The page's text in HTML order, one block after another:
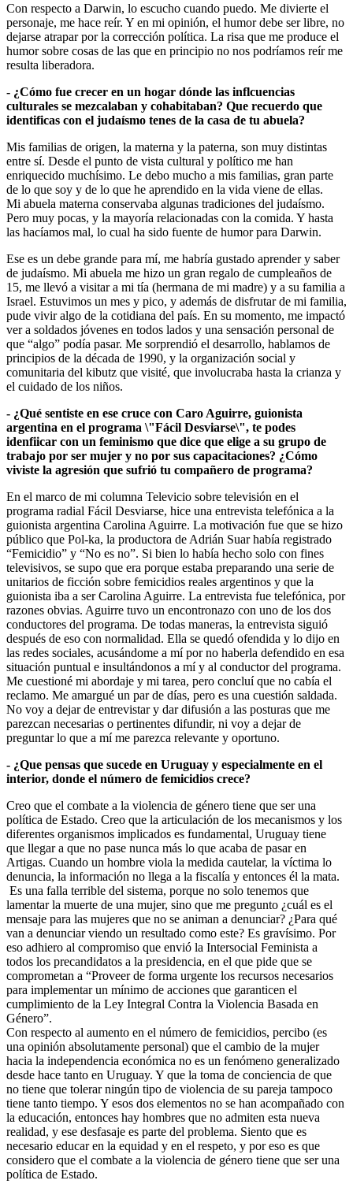
Con respecto a Darwin, lo escucho cuando puedo. Me divierte el
personaje, me hace reír. Y en mi opinión, el humor debe ser libre, no
dejarse atrapar por la corrección política. La risa que me produce el
humor sobre cosas de las que en principio no nos podríamos reír me
resulta liberadora.
- ¿Cómo fue crecer en un hogar dónde las inflcuencias
culturales se mezcalaban y cohabitaban? Que recuerdo que
identificas con el judaísmo tenes de la casa de tu abuela?
Mis familias de origen, la materna y la paterna, son muy distintas
entre sí. Desde el punto de vista cultural y político me han
enriquecido muchísimo. Le debo mucho a mis familias, gran parte
de lo que soy y de lo que he aprendido en la vida viene de ellas.
Mi abuela materna conservaba algunas tradiciones del judaísmo.
Pero muy pocas, y la mayoría relacionadas con la comida. Y hasta
las hacíamos mal, lo cual ha sido fuente de humor para Darwin.
Ese es un debe grande para mí, me habría gustado aprender y saber
de judaísmo. Mi abuela me hizo un gran regalo de cumpleaños de
15, me llevó a visitar a mi tía (hermana de mi madre) y a su familia a
Israel. Estuvimos un mes y pico, y además de disfrutar de mi familia,
pude vivir algo de la cotidiana del país. En su momento, me impactó
ver a soldados jóvenes en todos lados y una sensación personal de
que “algo” podía pasar. Me sorprendió el desarrollo, hablamos de
principios de la década de 1990, y la organización social y
comunitaria del kibutz que visité, que involucraba hasta la crianza y
el cuidado de los niños.
- ¿Qué sentiste en ese cruce con Caro Aguirre, guionista
argentina en el programa \"Fácil Desviarse\", te podes
idenfiicar con un feminismo que dice que elige a su grupo de
trabajo por ser mujer y no por sus capacitaciones? ¿Cómo
viviste la agresión que sufrió tu compañero de programa?
En el marco de mi columna Televicio sobre televisión en el
programa radial Fácil Desviarse, hice una entrevista telefónica a la
guionista argentina Carolina Aguirre. La motivación fue que se hizo
público que Pol-ka, la productora de Adrián Suar había registrado
“Femicidio” y “No es no”. Si bien lo había hecho solo con fines
televisivos, se supo que era porque estaba preparando una serie de
unitarios de ficción sobre femicidios reales argentinos y que la
guionista iba a ser Carolina Aguirre. La entrevista fue telefónica, por
razones obvias. Aguirre tuvo un encontronazo con uno de los dos
conductores del programa. De todas maneras, la entrevista siguió
después de eso con normalidad. Ella se quedó ofendida y lo dijo en
las redes sociales, acusándome a mí por no haberla defendido en esa
situación puntual e insultándonos a mí y al conductor del programa.
Me cuestioné mi abordaje y mi tarea, pero concluí que no cabía el
reclamo. Me amargué un par de días, pero es una cuestión saldada.
No voy a dejar de entrevistar y dar difusión a las posturas que me
parezcan necesarias o pertinentes difundir, ni voy a dejar de
preguntar lo que a mí me parezca relevante y oportuno.
- ¿Que pensas que sucede en Uruguay y especialmente en el
interior, donde el número de femicidios crece?
Creo que el combate a la violencia de género tiene que ser una
política de Estado. Creo que la articulación de los mecanismos y los
diferentes organismos implicados es fundamental, Uruguay tiene
que llegar a que no pase nunca más lo que acaba de pasar en
Artigas. Cuando un hombre viola la medida cautelar, la víctima lo
denuncia, la información no llega a la fiscalía y entonces él la mata.
Es una falla terrible del sistema, porque no solo tenemos que
lamentar la muerte de una mujer, sino que me pregunto ¿cuál es el
mensaje para las mujeres que no se animan a denunciar? ¿Para qué
van a denunciar viendo un resultado como este? Es gravísimo. Por
eso adhiero al compromiso que envió la Intersocial Feminista a
todos los precandidatos a la presidencia, en el que pide que se
comprometan a “Proveer de forma urgente los recursos necesarios
para implementar un mínimo de acciones que garanticen el
cumplimiento de la Ley Integral Contra la Violencia Basada en
Género”.
Con respecto al aumento en el número de femicidios, percibo (es
una opinión absolutamente personal) que el cambio de la mujer
hacia la independencia económica no es un fenómeno generalizado
desde hace tanto en Uruguay. Y que la toma de conciencia de que
no tiene que tolerar ningún tipo de violencia de su pareja tampoco
tiene tanto tiempo. Y esos dos elementos no se han acompañado con
la educación, entonces hay hombres que no admiten esta nueva
realidad, y ese desfasaje es parte del problema. Siento que es
necesario educar en la equidad y en el respeto, y por eso es que
considero que el combate a la violencia de género tiene que ser una
política de Estado.